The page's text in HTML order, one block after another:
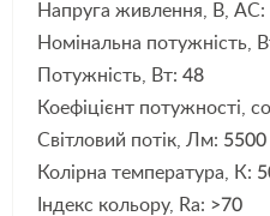
Напруга живлення, В, АС:
Номінальна потужність,
Потужність, Вт: 48
Коефіцієнт потужності,
Світловий потік, Лм: 5500
Колірна температура, К:
Індекс кольору, Ra: >70